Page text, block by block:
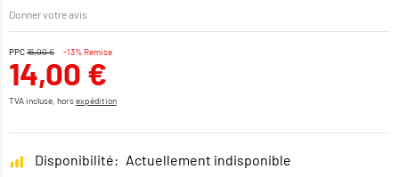
Donner votre avis
PPC16,00 € -13% Remise
14,00 €
TVA incluse, horsexpédition
Disponibilité: Actuellement indisponible